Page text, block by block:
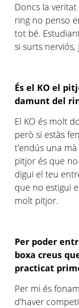
Doncs la
ring no penso
tot bé.
si surts nerviós,
És el KO el
damunt del
El KO és molt
però si estàs
t'endús una
pitjor és que
digui el teu
que no estigui
molt pitjor.
Per poder
boxa creus
practicat
Per mi és
d'haver